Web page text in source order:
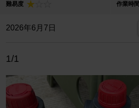
難易度 作業時間
2026年6月7日
1/1